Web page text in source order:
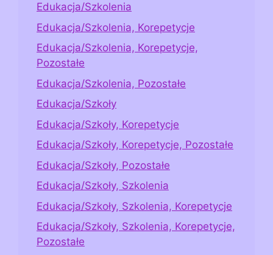
Edukacja/Szkolenia
Edukacja/Szkolenia, Korepetycje
Edukacja/Szkolenia, Korepetycje,
Pozostałe
Edukacja/Szkolenia, Pozostałe
Edukacja/Szkoły
Edukacja/Szkoły, Korepetycje
Edukacja/Szkoły, Korepetycje, Pozostałe
Edukacja/Szkoły, Pozostałe
Edukacja/Szkoły, Szkolenia
Edukacja/Szkoły, Szkolenia, Korepetycje
Edukacja/Szkoły, Szkolenia, Korepetycje,
Pozostałe